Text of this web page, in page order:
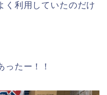
く利用していたのだけ
ったー！！